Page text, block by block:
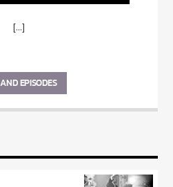
[...]
EPISODES